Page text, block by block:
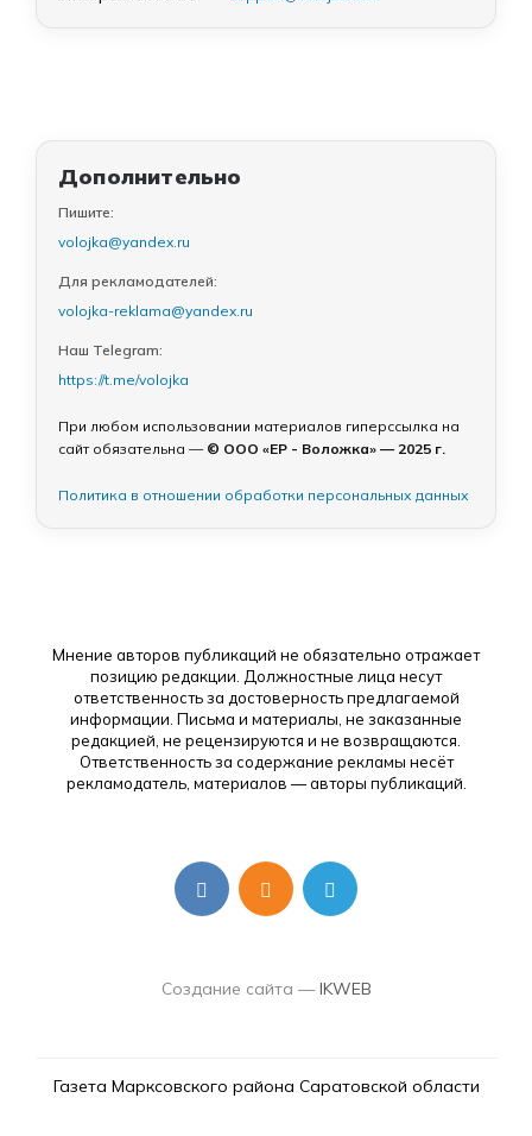
Дополнительно
Пишите:
volojka@yandex.ru
Для рекламодателей:
volojka-reklama@yandex.ru
Наш Telegram:
https://t.me/volojka
При любом использовании материалов гиперссылка на
сайт обязательна — © ООО «ЕР - Воложка» — 2025 г.
Политика в отношении обработки персональных данных
Мнение авторов публикаций не обязательно отражает
позицию редакции. Должностные лица несут
ответственность за достоверность предлагаемой
информации. Письма и материалы, не заказанные
редакцией, не рецензируются и не возвращаются.
Ответственность за содержание рекламы несёт
рекламодатель, материалов — авторы публикаций.
Создание сайта — IKWEB
Газета Марксовского района Саратовской области